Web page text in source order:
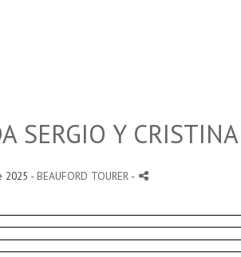
SERGIO Y
2025 - BEAUFORD TOURER -